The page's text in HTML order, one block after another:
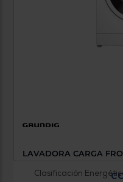
LAVADORA CARGA
Clasificación